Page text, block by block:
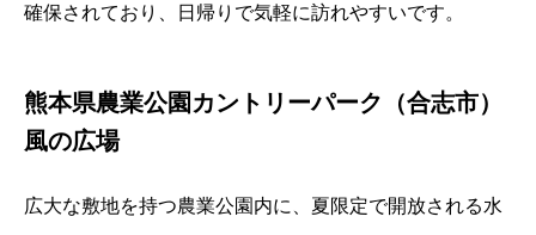
確保されており、日帰りで気軽に訪れやすいです。
熊本県農業公園カントリーパーク（合志市）
風の広場
広大な敷地を持つ農業公園内に、夏限定で開放される水